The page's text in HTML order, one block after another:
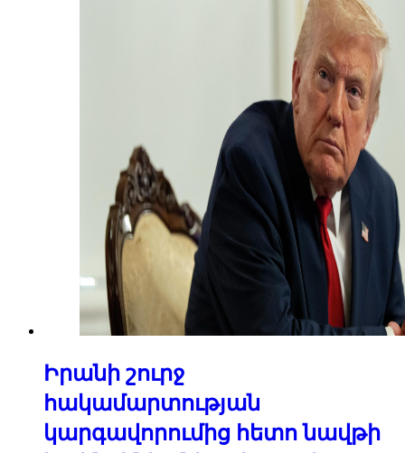
Իրանի շուրջ
հակամարտության
կարգավորումից հետո նավթի